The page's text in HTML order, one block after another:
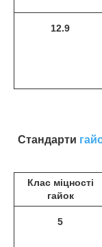
12.9
Стандарти
Клас міцності
гайок
5